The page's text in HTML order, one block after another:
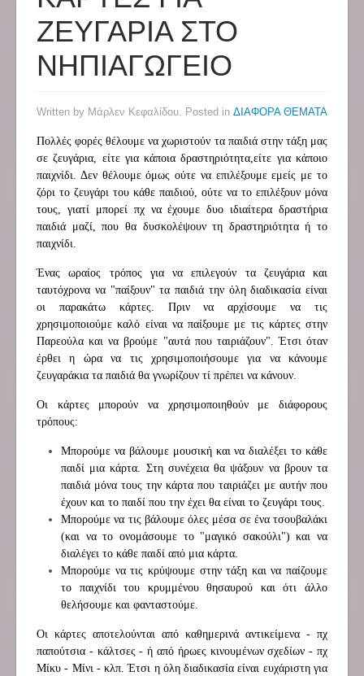
ΖΕΥΓΑΡΙΑ ΣΤΟ
ΝΗΠΙΑΓΩΓΕΙΟ
Written by Μάρλεν Κεφαλίδου. Posted in ΔΙΑΦΟΡΑ ΘΕΜΑΤΑ
Πολλές φορές θέλουμε να χωριστούν τα παιδιά στην τάξη μας
σε ζευγάρια, είτε για κάποια δραστηριότητα,είτε για κάποιο
παιχνίδι. Δεν θέλουμε όμως ούτε να επιλέξουμε εμείς με το
ζόρι το ζευγάρι του κάθε παιδιού, ούτε να το επιλέξουν μόνα
τους, γιατί μπορεί πχ να έχουμε δυο ιδιαίτερα δραστήρια
παιδιά μαζί, που θα δυσκολέψουν τη δραστηριότητα ή το
παιχνίδι.
Ένας ωραίος τρόπος για να επιλεγούν τα ζευγάρια και
ταυτόχρονα να "παίξουν" τα παιδιά την όλη διαδικασία είναι
οι παρακάτω κάρτες. Πριν να αρχίσουμε να τις
χρησιμοποιούμε καλό είναι να παίξουμε με τις κάρτες στην
Παρεούλα και να βρούμε "αυτά που ταιριάζουν". Έτσι όταν
έρθει η ώρα να τις χρησιμοποιήσουμε για να κάνουμε
ζευγαράκια τα παιδιά θα γνωρίζουν τί πρέπει να κάνουν.
Οι κάρτες μπορούν να χρησιμοποιηθούν με διάφορους
τρόπους:
Μπορούμε να βάλουμε μουσική και να διαλέξει το κάθε
παιδί μια κάρτα. Στη συνέχεια θα ψάξουν να βρουν τα
παιδιά μόνα τους την κάρτα που ταιριάζει με αυτήν που
έχουν και το παιδί που την έχει θα είναι το ζευγάρι τους.
Μπορούμε να τις βάλουμε όλες μέσα σε ένα τσουβαλάκι
(και να το ονομάσουμε το "μαγικό σακούλι") και να
διαλέγει το κάθε παιδί από μια κάρτα.
Μπορούμε να τις κρύψουμε στην τάξη και να παίζουμε
το παιχνίδι του κρυμμένου θησαυρού και ότι άλλο
θελήσουμε και φανταστούμε.
Οι κάρτες αποτελούνται από καθημερινά αντικείμενα - πχ
παπούτσια - κάλτσες - ή από ήρωες κινουμένων σχεδίων - πχ
Μίκυ - Μίνι - κλπ. Έτσι η όλη διαδικασία είναι ευχάριστη για